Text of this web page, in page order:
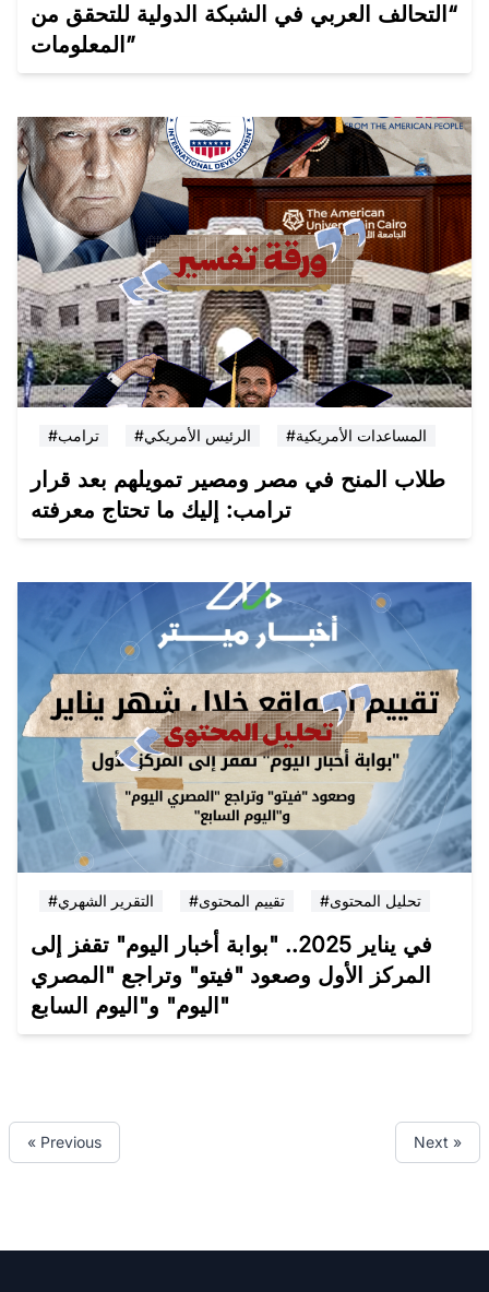
“التحالف العربي في الشبكة الدولية للتحقق من
المعلومات”
#ترامب #الرئيس الأمريكي #المساعدات الأمريكية
طلاب المنح في مصر ومصير تمويلهم بعد قرار
ترامب: إليك ما تحتاج معرفته
#التقرير الشهري #تقييم المحتوى #تحليل المحتوى
في يناير 2025.. "بوابة أخبار اليوم" تقفز إلى
المركز الأول وصعود "فيتو" وتراجع "المصري
اليوم" و"اليوم السابع"
« Previous Next »